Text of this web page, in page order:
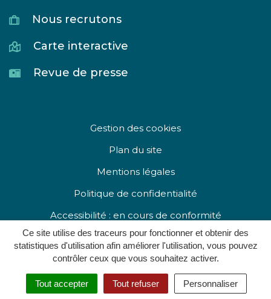
Ce site utilise des traceurs pour fonctionner et obtenir des
statistiques d'utilisation afin améliorer l'utilisation, vous pouvez
contrôler ceux que vous souhaitez activer.
Tout accepter Tout refuser Personnaliser
Nous recrutons
Carte interactive
Revue de presse
Gestion des cookies
Plan du site
Mentions légales
Politique de confidentialité
Accessibilité : en cours de conformité